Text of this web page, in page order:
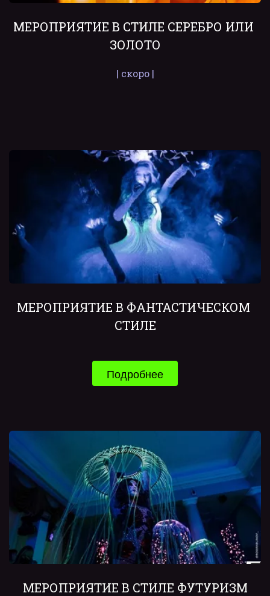
МЕРОПРИЯТИЕ В СТИЛЕ СЕРЕБРО ИЛИ
ЗОЛОТО
| скоро |
МЕРОПРИЯТИЕ В ФАНТАСТИЧЕСКОМ
СТИЛЕ
Подробнее
МЕРОПРИЯТИЕ В СТИЛЕ ФУТУРИЗМ